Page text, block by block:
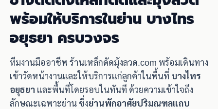
พร้อมให้บริการในย่าน บางไทร
อยุธยา ครบวงจร
ทีมงานมืออาชีพ ร้านเหล็กดัดมุ้งลวด.com พร้อมเดินทาง
เข้าวัดหน้างานและให้บริการแก่ลูกค้าในพื้นที่ บางไทร
อยุธยา และพื้นที่โดยรอบในทันที ด้วยความเข้าใจถึง
ลักษณะเฉพาะย่าน ซึ่งย่านพักอาศัยปริมณฑลแถบ